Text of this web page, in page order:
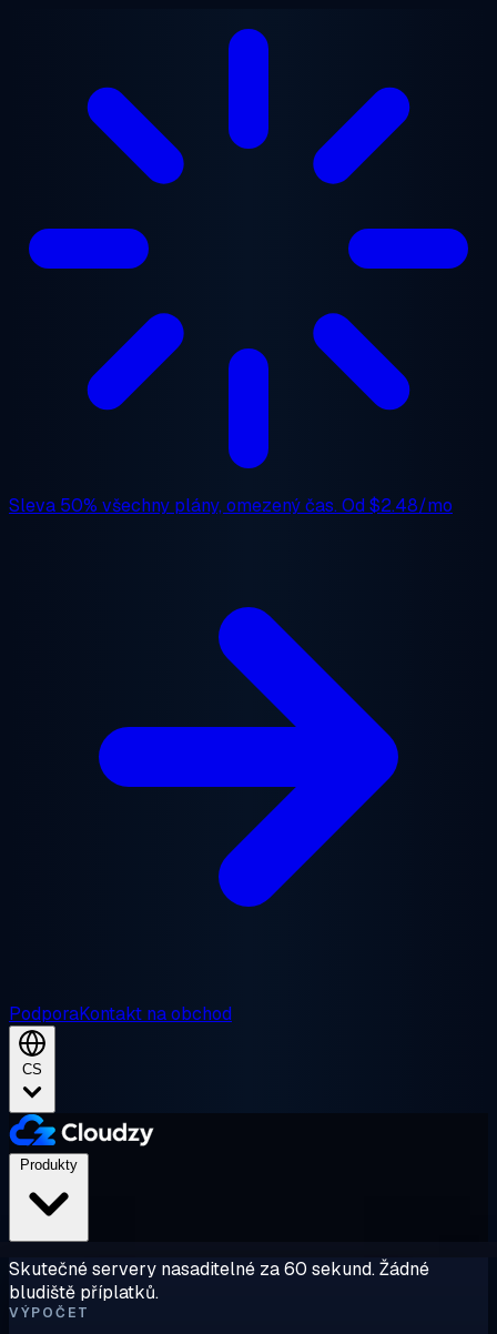
Sleva 50% všechny plány, omezený čas. Od $2.48/mo
PodporaKontakt na obchod
CS
Skutečné servery nasaditelné za 60 sekund. Žádné
bludiště příplatků.
VÝPOČET